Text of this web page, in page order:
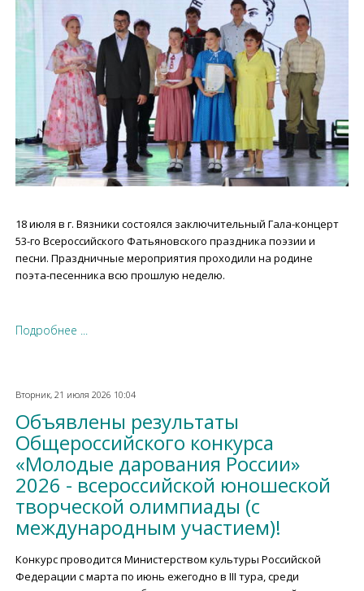
18 июля в г. Вязники состоялся заключительный Гала-концерт
53-го Всероссийского Фатьяновского праздника поэзии и
песни. Праздничные мероприятия проходили на родине
поэта-песенника всю прошлую неделю.
Подробнее ...
Вторник, 21 июля 2026 10:04
Объявлены результаты
Общероссийского конкурса
«Молодые дарования России»
2026 - всероссийской юношеской
творческой олимпиады (с
международным участием)!
Конкурс проводится Министерством культуры Российской
Федерации с марта по июнь ежегодно в III тура, среди